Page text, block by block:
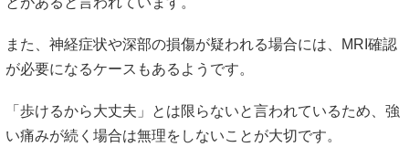
また、神経症状や深部の損傷が疑われる場合には、MRI確認
が必要になるケースもあるようです。
「歩けるから大丈夫」とは限らないと言われているため、強
い痛みが続く場合は無理をしないことが大切です。